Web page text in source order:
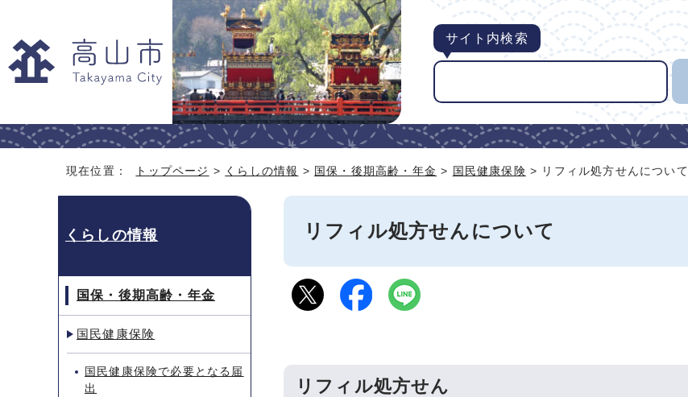
サイト内検索
現在位置： トップページ > くらしの情報 > 国保・後期高齢・年金 > 国民健康保険 > リフィル処方せんについて
リフィル処方せんについて
リフィル処方せん
くらしの情報
国保・後期高齢・年金
国民健康保険
国民健康保険で必要となる届
出